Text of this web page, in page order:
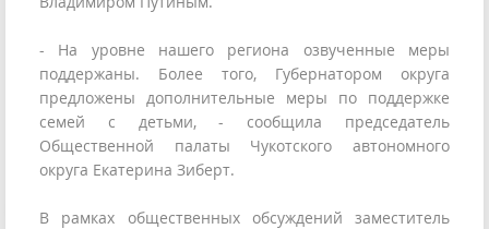
- На уровне нашего региона озвученные меры
поддержаны. Более того, Губернатором округа
предложены дополнительные меры по поддержке
семей с детьми, - сообщила председатель
Общественной палаты Чукотского автономного
округа Екатерина Зиберт.
В рамках общественных обсуждений заместитель